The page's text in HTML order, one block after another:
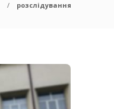
розслідування